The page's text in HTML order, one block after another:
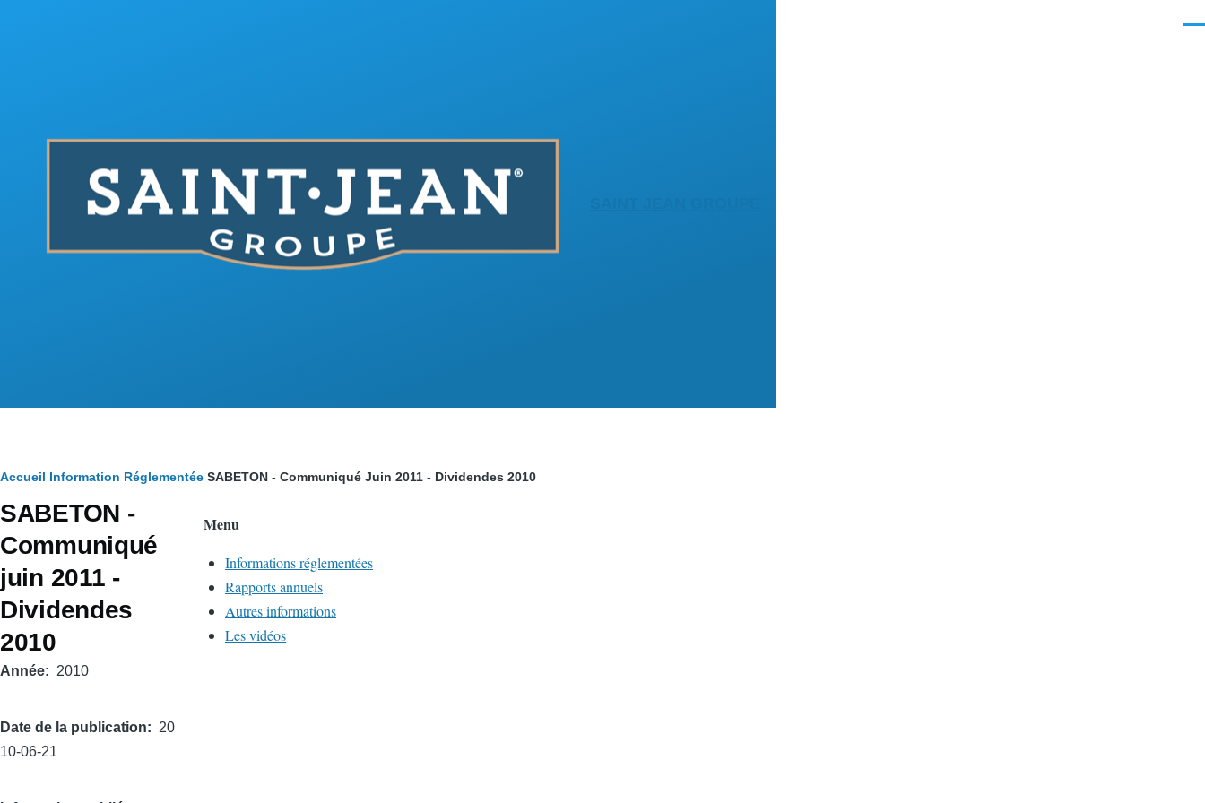
Fil
d'Ariane
Accueil Information Réglementée SABETON - Communiqué Juin 2011 - Dividendes 2010
SABETON -
Communiqué
juin 2011 -
Dividendes
2010
Année 2010
Date de la publication
20
10-06-21
Menu
Informations réglementées
Rapports annuels
Autres informations
Les vidéos